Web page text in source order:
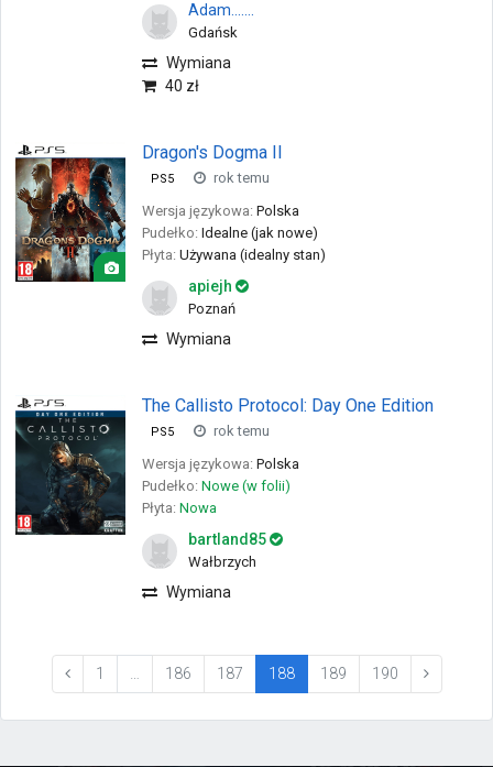
Adam.......
Gdańsk
Wymiana
40 zł
Dragon's Dogma II
PS5
rok temu
Wersja językowa: Polska
Pudełko: Idealne (jak nowe)
Płyta: Używana (idealny stan)
apiejh
Poznań
Wymiana
The Callisto Protocol: Day One Edition
PS5
rok temu
Wersja językowa: Polska
Pudełko: Nowe (w folii)
Płyta: Nowa
bartland85
Wałbrzych
Wymiana
1 186 187 188(current)
189 190